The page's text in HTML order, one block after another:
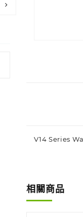
V14 Series
相關商品